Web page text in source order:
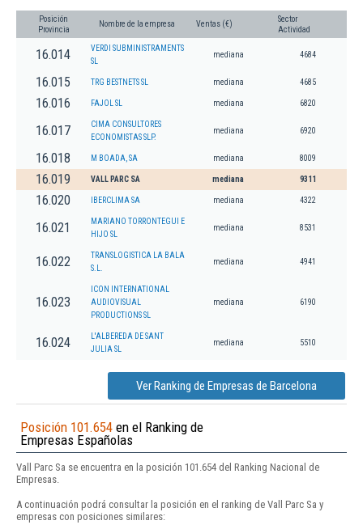
Posición
Provincia
Nombre de la empresa Ventas (€)
Sector
Actividad
16.014
VERDI SUBMINISTRAMENTS
SL
mediana 4684
16.015 TRG BESTNETS SL mediana 4685
16.016 FAJOL SL mediana 6820
16.017
CIMA CONSULTORES
ECONOMISTAS SLP.
mediana 6920
16.018 M BOADA, SA mediana 8009
16.019 VALL PARC SA mediana 9311
16.020 IBERCLIMA SA mediana 4322
16.021
MARIANO TORRONTEGUI E
HIJO SL
mediana 8531
16.022
TRANSLOGISTICA LA BALA
S.L.
mediana 4941
16.023
ICON INTERNATIONAL
AUDIOVISUAL
PRODUCTIONS SL
mediana 6190
16.024
L'ALBEREDA DE SANT
JULIA SL
mediana 5510
Ver Ranking de Empresas de Barcelona
Posición 101.654 en el Ranking de
Empresas Españolas
Vall Parc Sa se encuentra en la posición 101.654 del Ranking Nacional de
Empresas.
A continuación podrá consultar la posición en el ranking de Vall Parc Sa y
empresas con posiciones similares: